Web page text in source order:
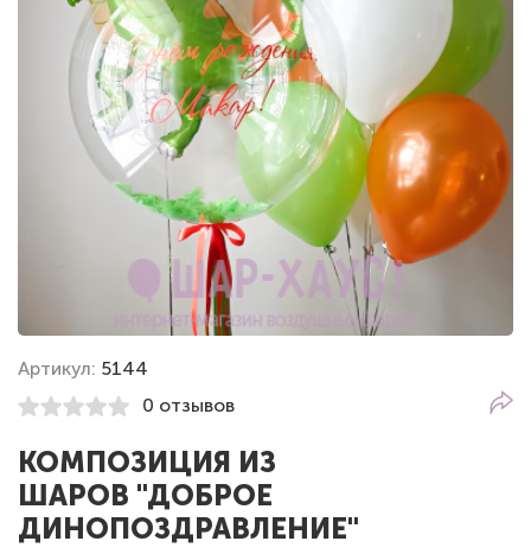
Артикул: 5144
0 отзывов
КОМПОЗИЦИЯ ИЗ
ШАРОВ "ДОБРОЕ
ДИНОПОЗДРАВЛЕНИЕ"